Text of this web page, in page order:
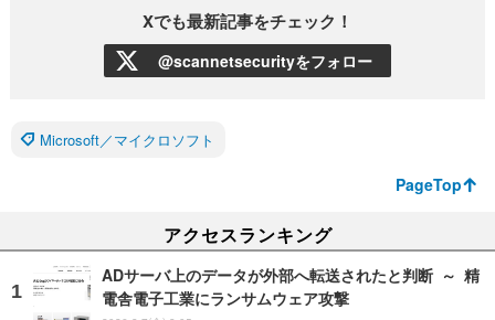
Xでも最新記事をチェック！
@scannetsecurityをフォロー
Microsoft／マイクロソフト
PageTop
アクセスランキング
ADサーバ上のデータが外部へ転送されたと判断 ～ 精
電舎電子工業にランサムウェア攻撃